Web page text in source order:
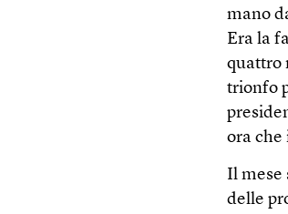
mano
Era la
quattro
trionfo
ora che
Il mese
delle